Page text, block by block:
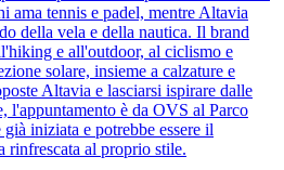
ama tennis e padel, mentre Altavia
della vela e della nautica. Il brand
e all'outdoor, al ciclismo e
solare, insieme a calzature e
Altavia e lasciarsi ispirare dalle
l'appuntamento è da OVS al Parco
iniziata e potrebbe essere il
rinfrescata al proprio stile.